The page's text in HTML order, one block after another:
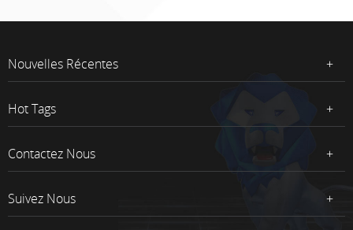
Nouvelles Récentes
Hot Tags
Contactez Nous
Suivez Nous